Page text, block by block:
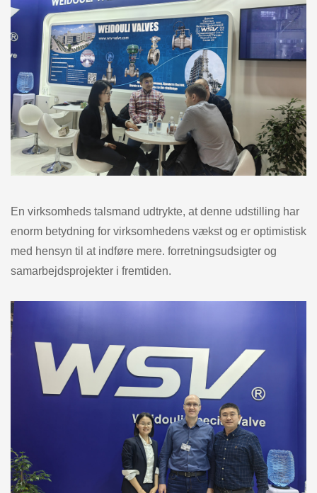
En virksomheds talsmand udtrykte, at denne udstilling har
enorm betydning for virksomhedens vækst og er optimistisk
med hensyn til at indføre mere. forretningsudsigter og
samarbejdsprojekter i fremtiden.